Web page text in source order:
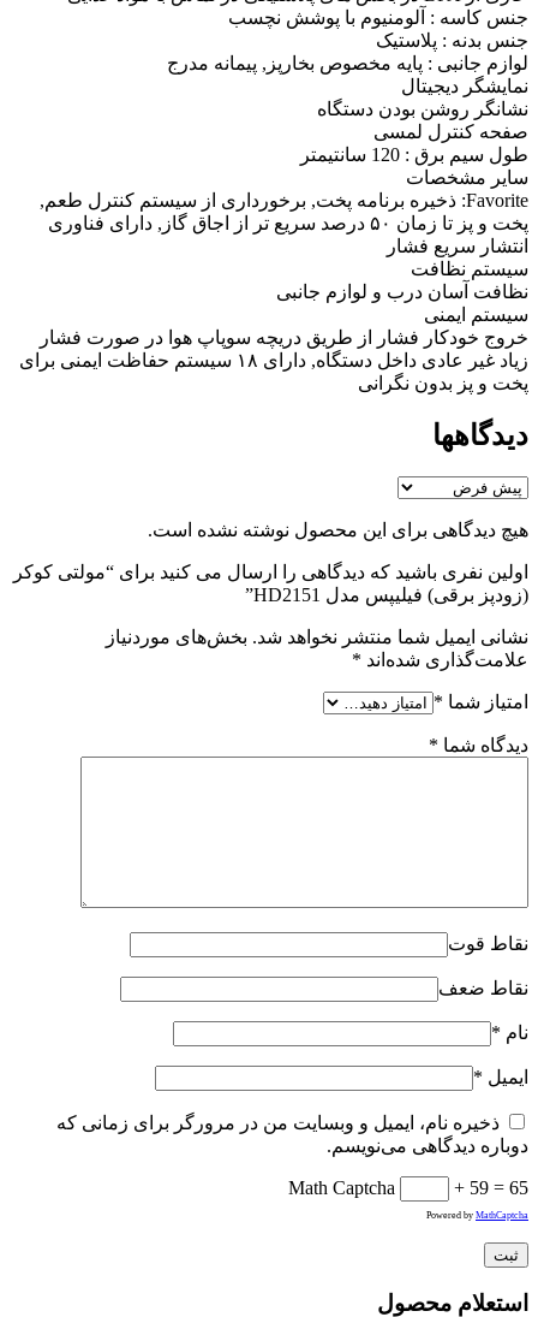
جنس کاسه : آلومنیوم با پوشش نچسب
جنس بدنه : پلاستیک
لوازم جانبی : پایه‌ مخصوص بخارپز, پیمانه مدرج
نمایشگر دیجیتال
نشانگر روشن بودن دستگاه
صفحه کنترل لمسی
طول سیم برق : 120 سانتیمتر
سایر مشخصات
Favorite: ذخیره برنامه پخت, برخورداری از سیستم کنترل طعم,
پخت و پز تا زمان ۵۰ درصد سریع تر از اجاق گاز, دارای فناوری
انتشار سریع فشار
سیستم نظافت
نظافت آسان درب و لوازم جانبی
سیستم ایمنی
خروج خودکار فشار از طریق دریچه سوپاپ هوا در صورت فشار
زیاد غیر عادی داخل دستگاه, دارای ۱۸ سیستم حفاظت ایمنی برای
پخت و پز بدون نگرانی
دیدگاهها
هیچ دیدگاهی برای این محصول نوشته نشده است.
اولین نفری باشید که دیدگاهی را ارسال می کنید برای “مولتی کوکر
(زودپز برقی) فیلیپس مدل HD2151”
نشانی ایمیل شما منتشر نخواهد شد. بخش‌های موردنیاز
علامت‌گذاری شده‌اند *
امتیاز شما *
دیدگاه شما *
نقاط قوت
نقاط ضعف
نام *
ایمیل *
ذخیره نام، ایمیل و وبسایت من در مرورگر برای زمانی که
دوباره دیدگاهی می‌نویسم.
Math Captcha + 59 = 65
Powered by MathCaptcha
استعلام محصول